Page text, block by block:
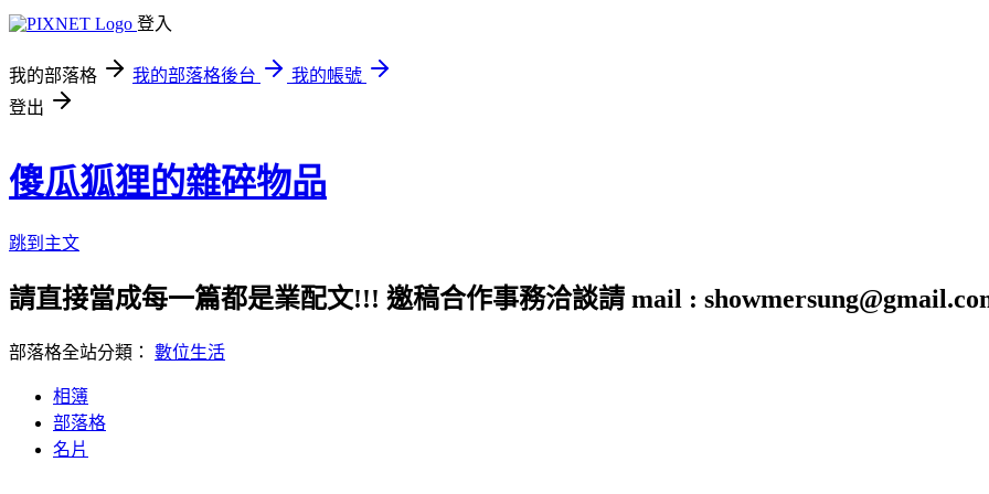
登入
我的部落格 我的部落格後台
我的帳號
登出
傻瓜狐狸的雜碎物品
跳到主文
請直接當成每一篇都是業配文!!! 邀稿合作事務洽談請 mail :
部落格全站分類： 數位生活
相簿
部落格
名片